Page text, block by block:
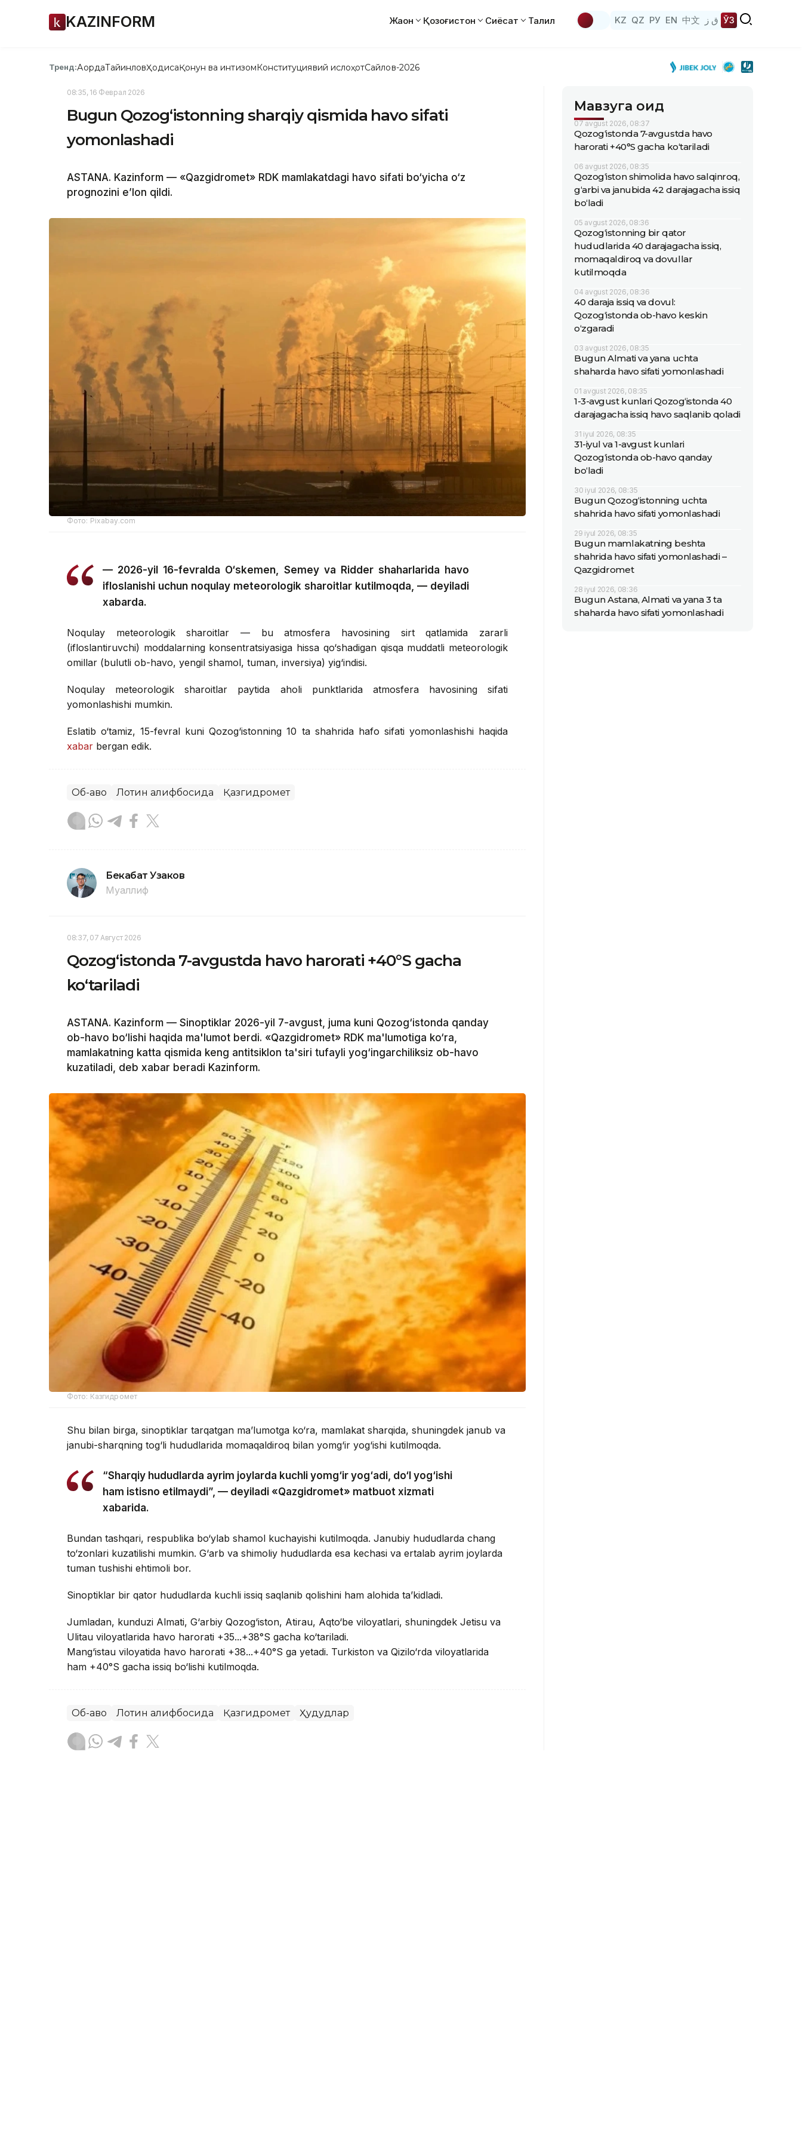
KAZINFORM Жаҳон Қозоғистон Сиёсат Таҳлил KZ QZ РУ EN 中文 ق ز ЎЗ
Тренд:АқордаТайинловҲодисаҚонун ва интизомКонституциявий ислоҳотСайлов-2026
08:35, 16 Феврал 2026
Bugun Qozog‘istonning sharqiy qismida havo sifati
yomonlashadi
ASTANA. Kazinform — «Qazgidromet» RDK mamlakatdagi havo sifati bo‘yicha o‘z
prognozini e’lon qildi.
Фото: Pixabay.com
— 2026-yil 16-fevralda O‘skemen, Semey va Ridder shaharlarida havo
ifloslanishi uchun noqulay meteorologik sharoitlar kutilmoqda, — deyiladi
xabarda.
Noqulay meteorologik sharoitlar — bu atmosfera havosining sirt qatlamida zararli
(ifloslantiruvchi) moddalarning konsentratsiyasiga hissa qo‘shadigan qisqa muddatli meteorologik
omillar (bulutli ob-havo, yengil shamol, tuman, inversiya) yig‘indisi.
Noqulay meteorologik sharoitlar paytida aholi punktlarida atmosfera havosining sifati
yomonlashishi mumkin.
Eslatib o‘tamiz, 15-fevral kuni Qozog‘istonning 10 ta shahrida hafo sifati yomonlashishi haqida
xabar bergan edik.
Об-ҳаво Лотин алифбосида Қазгидромет
Бекабат Узаков
Муаллиф
08:37, 07 Август 2026
Qozog‘istonda 7-avgustda havo harorati +40°S gacha
ko‘tariladi
ASTANA. Kazinform — Sinoptiklar 2026-yil 7-avgust, juma kuni Qozog‘istonda qanday
ob-havo bo‘lishi haqida ma'lumot berdi. «Qazgidromet» RDK ma'lumotiga ko‘ra,
mamlakatning katta qismida keng antitsiklon ta'siri tufayli yog‘ingarchiliksiz ob-havo
kuzatiladi, deb xabar beradi Kazinform.
Фото: Казгидромет
Shu bilan birga, sinoptiklar tarqatgan ma’lumotga ko‘ra, mamlakat sharqida, shuningdek janub va
janubi-sharqning tog‘li hududlarida momaqaldiroq bilan yomg‘ir yog‘ishi kutilmoqda.
“Sharqiy hududlarda ayrim joylarda kuchli yomg‘ir yog‘adi, do‘l yog‘ishi
ham istisno etilmaydi”, — deyiladi «Qazgidromet» matbuot xizmati
xabarida.
Bundan tashqari, respublika bo‘ylab shamol kuchayishi kutilmoqda. Janubiy hududlarda chang
to‘zonlari kuzatilishi mumkin. G‘arb va shimoliy hududlarda esa kechasi va ertalab ayrim joylarda
tuman tushishi ehtimoli bor.
Sinoptiklar bir qator hududlarda kuchli issiq saqlanib qolishini ham alohida ta’kidladi.
Jumladan, kunduzi Almati, G‘arbiy Qozog‘iston, Atirau, Aqto‘be viloyatlari, shuningdek Jetisu va
Ulitau viloyatlarida havo harorati +35...+38°S gacha ko‘tariladi.
Mang‘istau viloyatida havo harorati +38...+40°S ga yetadi. Turkiston va Qizilo‘rda viloyatlarida
ham +40°S gacha issiq bo‘lishi kutilmoqda.
Об-ҳаво Лотин алифбосида Қазгидромет Ҳудудлар
Мавзуга оид
07 avgust 2026, 08:37
Qozog‘istonda 7-avgustda havo
harorati +40°S gacha ko‘tariladi
06 avgust 2026, 08:35
Qozog‘iston shimolida havo salqinroq,
g‘arbi va janubida 42 darajagacha issiq
bo‘ladi
05 avgust 2026, 08:36
Qozog‘istonning bir qator
hududlarida 40 darajagacha issiq,
momaqaldiroq va dovullar
kutilmoqda
04 avgust 2026, 08:36
40 daraja issiq va dovul:
Qozog‘istonda ob-havo keskin
o‘zgaradi
03 avgust 2026, 08:35
Bugun Almati va yana uchta
shaharda havo sifati yomonlashadi
01 avgust 2026, 08:35
1-3-avgust kunlari Qozog‘istonda 40
darajagacha issiq havo saqlanib qoladi
31 iyul 2026, 08:35
31-iyul va 1-avgust kunlari
Qozog‘istonda ob-havo qanday
bo‘ladi
30 iyul 2026, 08:35
Bugun Qozog‘istonning uchta
shahrida havo sifati yomonlashadi
29 iyul 2026, 08:35
Bugun mamlakatning beshta
shahrida havo sifati yomonlashadi –
Qazgidromet
28 iyul 2026, 08:36
Bugun Astana, Almati va yana 3 ta
shaharda havo sifati yomonlashadi